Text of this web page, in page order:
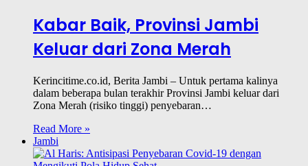
Kabar Baik, Provinsi Jambi
Keluar dari Zona Merah
Kerincitime.co.id, Berita Jambi – Untuk pertama kalinya
dalam beberapa bulan terakhir Provinsi Jambi keluar dari
Zona Merah (risiko tinggi) penyebaran…
Read More »
Jambi